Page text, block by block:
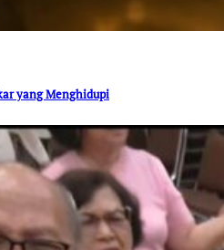
yang Menghidupi